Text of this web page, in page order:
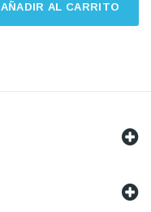
AÑADIR AL CARRITO